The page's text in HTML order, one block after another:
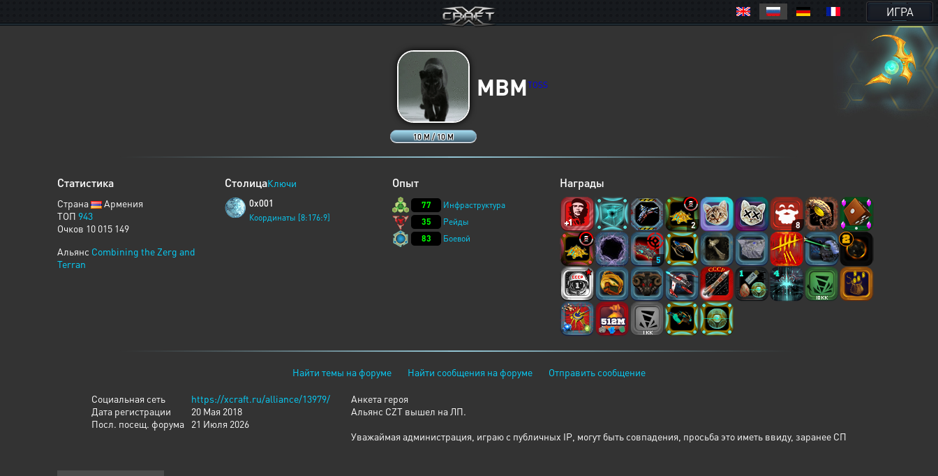
ИГРА
10 M / 10 M
MBMTOSS
Статистика
Страна
Армения
ТОП 943
Очков 10 015 149
Альянс Combining the Zerg and
Terran
СтолицаКлючи
0x001
Координаты [8:176:9]
Опыт
77
Инфраструктура
35
Рейды
83
Боевой
Награды
2 8
5
Найти темы на форуме Найти сообщения на форуме Отправить сообщение
Социальная сеть
https://xcraft.ru/alliance/13979/
Дата регистрации
20 Мая 2018
Посл. посещ. форума
21 Июля 2026
Анкета героя
Альянс CZT вышел на ЛП.
Уважаймая администрация, играю с публичных IP, могут быть совпадения, просьба это иметь ввиду, заранее СП